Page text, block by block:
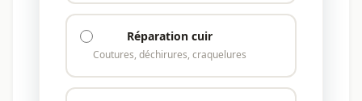
Réparation cuir
Coutures, déchirures, craquelures